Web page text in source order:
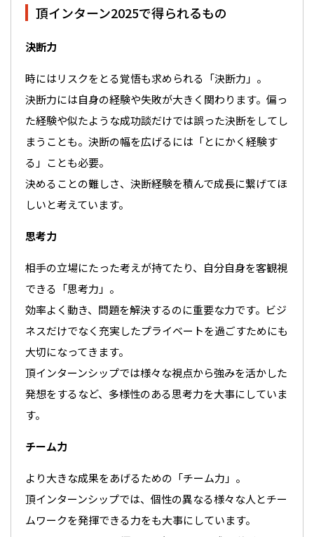
頂インターン2025で得られるもの
決断力
時にはリスクをとる覚悟も求められる「決断力」。
決断力には自身の経験や失敗が大きく関わります。偏っ
た経験や似たような成功談だけでは誤った決断をしてし
まうことも。決断の幅を広げるには「とにかく経験す
る」ことも必要。
決めることの難しさ、決断経験を積んで成長に繋げてほ
しいと考えています。
思考力
相手の立場にたった考えが持てたり、自分自身を客観視
できる「思考力」。
効率よく動き、問題を解決するのに重要な力です。ビジ
ネスだけでなく充実したプライベートを過ごすためにも
大切になってきます。
頂インターンシップでは様々な視点から強みを活かした
発想をするなど、多様性のある思考力を大事にしていま
す。
チーム力
より大きな成果をあげるための「チーム力」。
頂インターンシップでは、個性の異なる様々な人とチー
ムワークを発揮できる力をも大事にしています。